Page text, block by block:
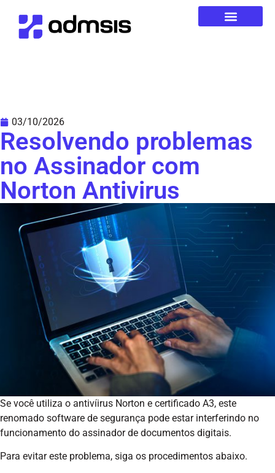
03/10/2026
Resolvendo problemas
no Assinador com
Norton Antivirus
Se você utiliza o antivíirus Norton e certificado A3, este
renomado software de segurança pode estar interferindo no
funcionamento do assinador de documentos digitais.
Para evitar este problema, siga os procedimentos abaixo.